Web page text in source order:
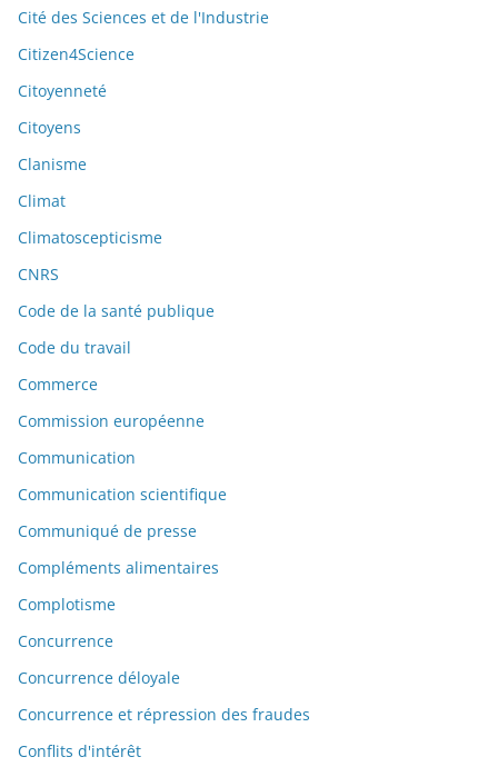
Cité des Sciences et de l'Industrie
Citizen4Science
Citoyenneté
Citoyens
Clanisme
Climat
Climatoscepticisme
CNRS
Code de la santé publique
Code du travail
Commerce
Commission européenne
Communication
Communication scientifique
Communiqué de presse
Compléments alimentaires
Complotisme
Concurrence
Concurrence déloyale
Concurrence et répression des fraudes
Conflits d'intérêt